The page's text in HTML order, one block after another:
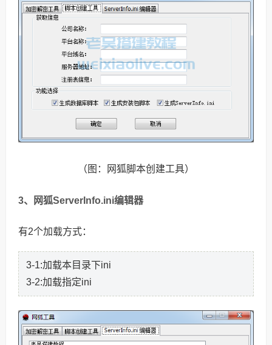
（图：网狐脚本创建工具）
3、网狐ServerInfo.ini编辑器
有2个加载方式：
3-1:加载本目录下ini
3-2:加载指定ini